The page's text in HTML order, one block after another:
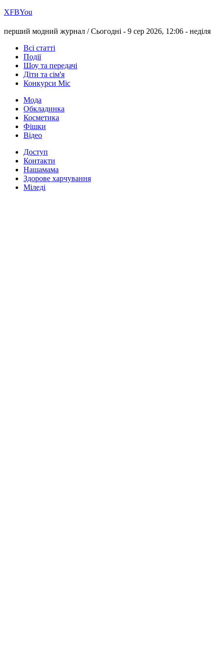
ХFBYou
перший модний журнал /Сьогодні - 9 сер 2026, 12:06 - неділя
Всі статті
Події
Шоу та передачі
Діти та сім'я
Конкурси Міс
Мода
Обкладинка
Косметика
Фішки
Відео
Доступ
Контакти
Нашамама
Здорове харчування
Міледі